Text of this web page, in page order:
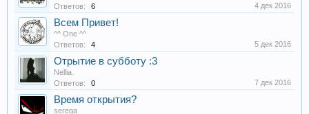
Ответов:
6 4 дек 2016
Всем Привет!
^^ One ^^
Ответов:
4 5 дек 2016
Отрытие в субботу :3
Nellia.
Ответов:
0 7 дек 2016
Время открытия?
serega